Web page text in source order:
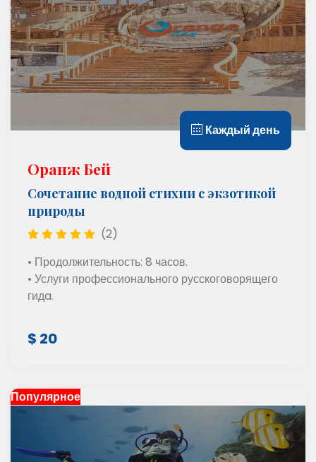
Каждый день
Оранж Бей
Сочетание водной стихии с экзотикой
природы
(2)
• Продолжительность: 8 часов.
• Услуги профессионального русскоговорящего
гидa.
$ 20
Популярное